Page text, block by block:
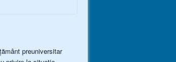
preuniversitar